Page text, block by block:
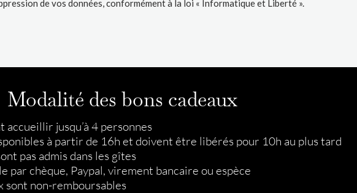
Modalité des bons cadeaux
accueillir jusqu’à 4 personnes
à partir de 16h et doivent être libérés pour 10h au plus tard
pas admis dans les gîtes
par chèque, Paypal, virement bancaire ou espèce
sont non-remboursables